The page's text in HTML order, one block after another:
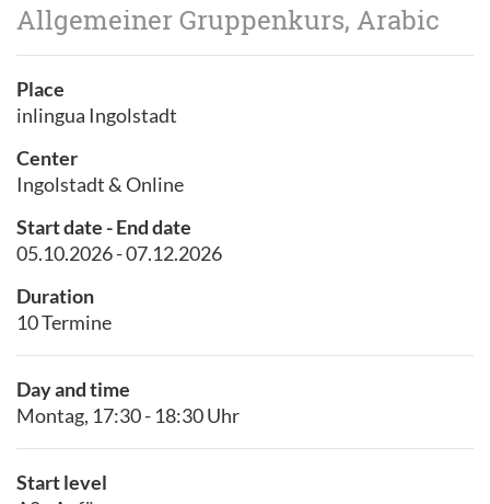
Allgemeiner Gruppenkurs, Arabic
Place
inlingua Ingolstadt
Center
Ingolstadt & Online
Start date - End date
05.10.2026 - 07.12.2026
Duration
10 Termine
Day and time
Montag, 17:30 - 18:30 Uhr
Start level